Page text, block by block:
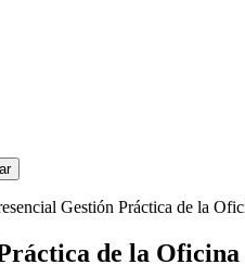
Gestión Práctica de la
de la